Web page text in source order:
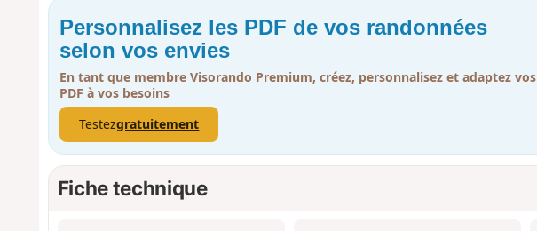
Personnalisez les PDF de vos randonnées
selon vos envies
En tant que membre Visorando Premium, créez, personnalisez et adaptez vos
PDF à vos besoins
Testezgratuitement
Fiche technique